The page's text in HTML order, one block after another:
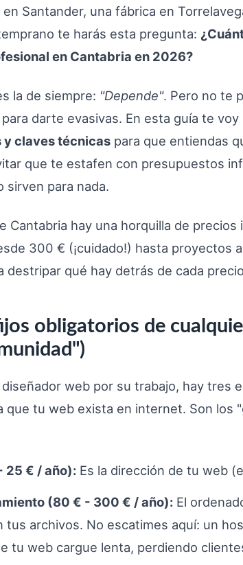
Santander, una fábrica en
te harás esta pregunta:
en Cantabria en 2026?
la de siempre: "Depende". Pero no te
darte evasivas. En esta guía te voy
y claves técnicas para que entiendas
que te estafen con presupuestos
sirven para nada.
Cantabria hay una horquilla de precios
300 € (¡cuidado!) hasta proyectos
destripar qué hay detrás de cada
obligatorios de
web por su trabajo, hay tres
que tu web exista en internet. Son los
25 € / año): Es la dirección de tu web
(80 € - 300 € / año): El
tus archivos. No escatimes aquí: un
tu web cargue lenta, perdiendo